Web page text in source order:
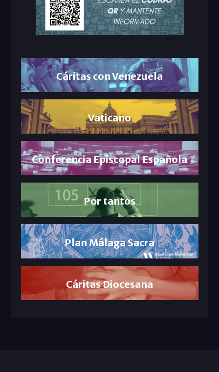
Cáritas con Venezuela
Vaticano
Conferencia Episcopal Española
Por tantos
Plan Málaga Sacra
Cáritas Diocesana